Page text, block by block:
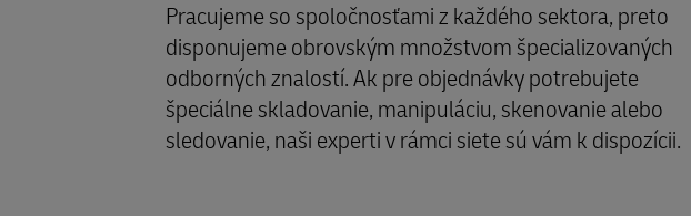
Pracujeme so spoločnosťami z každého sektora, preto
disponujeme obrovským množstvom špecializovaných
odborných znalostí. Ak pre objednávky potrebujete
špeciálne skladovanie, manipuláciu, skenovanie alebo
sledovanie, naši experti v rámci siete sú vám k dispozícii.